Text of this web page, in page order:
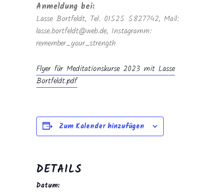
Anmeldung bei:
Lasse Bortfeldt, Tel. 01525 5827742, Mail:
lasse.bortfeldt@web.de, Instagramm:
remember_your_strength
Flyer für Meditationskurse 2023 mit Lasse
Bortfeldt.pdf
Zum Kalender hinzufügen
DETAILS
Datum: